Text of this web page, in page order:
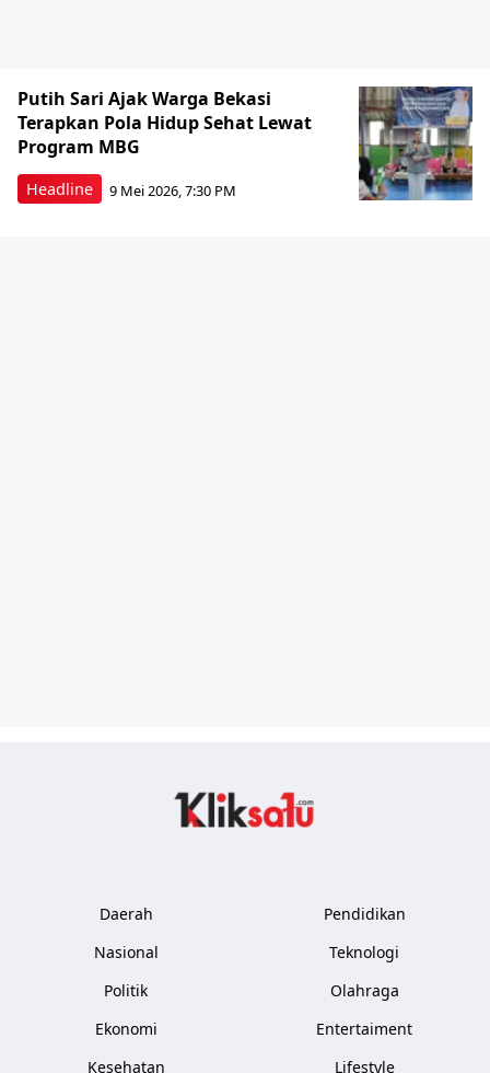
Headline
Putih Sari Ajak Warga Bekasi
Terapkan Pola Hidup Sehat Lewat
Program MBG
9 Mei 2026, 7:30 PM
Daerah
Nasional
Politik
Ekonomi
Kesehatan
Pendidikan
Teknologi
Olahraga
Entertaiment
Lifestyle